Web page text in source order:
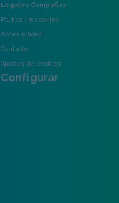
Legales Campañas
Política de cookies
Accesibilidad
Contacto
Ajustes de cookies
Configurar